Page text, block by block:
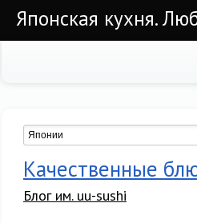
Японская кухня.
Качественные
Блог им. uu-sushi